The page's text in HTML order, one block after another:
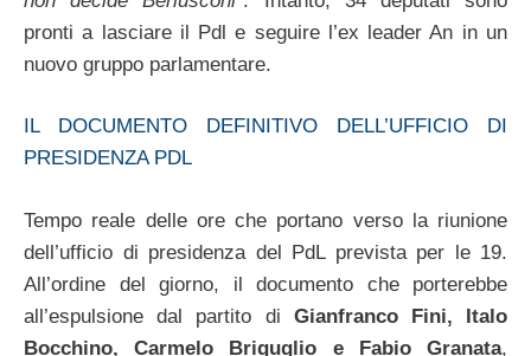
pronti a lasciare il Pdl e seguire l’ex leader An in un
nuovo gruppo parlamentare.
IL DOCUMENTO DEFINITIVO DELL’UFFICIO DI
PRESIDENZA PDL
Tempo reale delle ore che portano verso la riunione
dell’ufficio di presidenza del PdL prevista per le 19.
All’ordine del giorno, il documento che porterebbe
all’espulsione dal partito di Gianfranco Fini, Italo
Bocchino, Carmelo Briguglio e Fabio Granata,